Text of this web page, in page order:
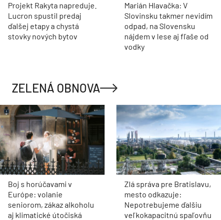
Projekt Rakyta napreduje.
Lucron spustil predaj
ďalšej etapy a chystá
stovky nových bytov
Marián Hlavačka: V
Slovinsku takmer nevidím
odpad, na Slovensku
nájdem v lese aj fľaše od
vodky
ZELENÁ OBNOVA
Boj s horúčavami v
Európe: volanie
seniorom, zákaz alkoholu
aj klimatické útočiská
Zlá správa pre Bratislavu,
mesto odkazuje:
Nepotrebujeme ďalšiu
veľkokapacitnú spaľovňu